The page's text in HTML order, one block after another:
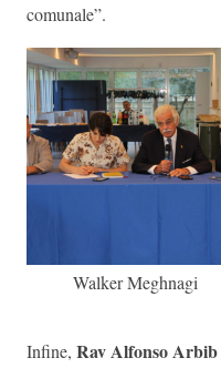
comunale”.
Walker Meghnagi
Infine, Rav Alfonso Arbib